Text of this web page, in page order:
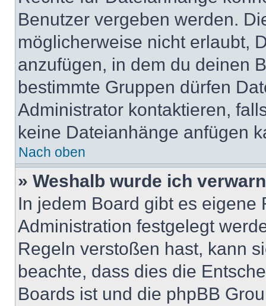
Benutzer vergeben werden.
möglicherweise nicht erlaubt,
anzufügen, in dem du deinen
bestimmte Gruppen dürfen
Administrator kontaktieren,
keine Dateianhänge anfügen
Nach oben
» Weshalb wurde ich
In jedem Board gibt es
Administration festgelegt
Regeln verstoßen hast, kann
beachte, dass dies die
Boards ist und die phpBB